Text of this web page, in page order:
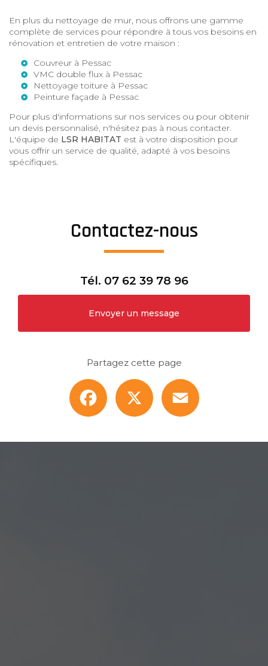
En plus du nettoyage de mur, nous offrons une gamme
complète de services pour répondre à tous vos besoins en
rénovation et entretien de votre maison :
Couvreur à Pessac
VMC double flux à Pessac
Nettoyage toiture à Pessac
Peinture façade à Pessac
Pour plus d'informations sur nos services ou pour obtenir
un devis personnalisé, n'hésitez pas à nous contacter.
L'équipe de LSR HABITAT est à votre disposition pour
vous offrir un service de qualité, adapté à vos besoins
spécifiques.
Contactez-nous
Tél. 07 62 39 78 96
Envoyer un message
Partagez cette page
Facebook